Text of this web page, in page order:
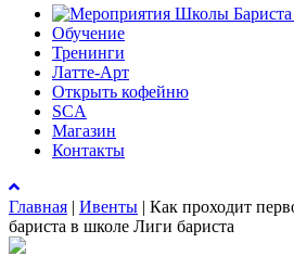
Обучение
Тренинги
Латте-Арт
Открыть кофейню
SCA
Магазин
Контакты
Главная | Ивенты | Как проходит
бариста в школе Лиги бариста